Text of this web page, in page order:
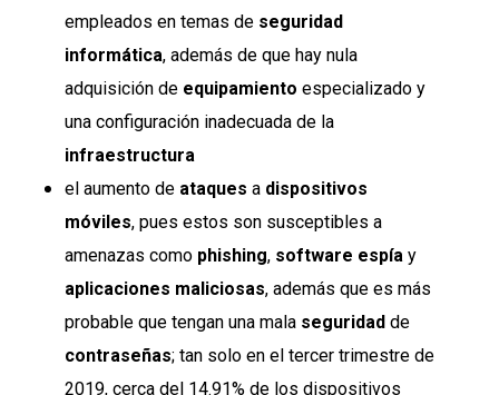
empleados en temas de seguridad
informática, además de que hay nula
adquisición de equipamiento especializado y
una configuración inadecuada de la
infraestructura
el aumento de ataques a dispositivos
móviles, pues estos son susceptibles a
amenazas como phishing, software espía y
aplicaciones maliciosas, además que es más
probable que tengan una mala seguridadde
contraseñas; tan solo en el tercer trimestre de
2019, cerca del 14.91% de los dispositivos